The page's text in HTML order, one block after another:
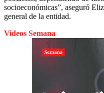
socioeconómicas”, aseguró
general de la entidad.
Videos Semana